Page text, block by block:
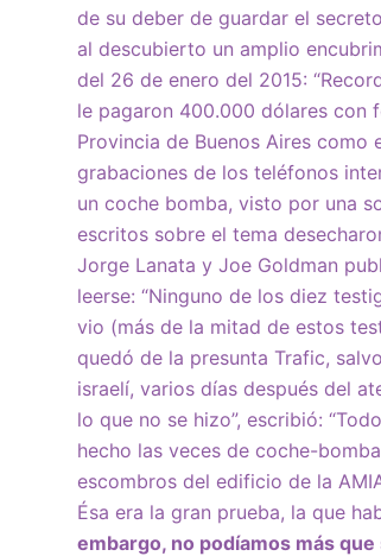
de su deber de guardar el
al descubierto un amplio
del 26 de enero del 2015:
le pagaron 400.000 dólares con
Provincia de Buenos Aires
grabaciones de los teléfonos
un coche bomba, visto por una
escritos sobre el tema
Jorge Lanata y Joe Goldman
leerse: “Ninguno de los diez
vio (más de la mitad de estos
quedó de la presunta Trafic,
israelí, varios días después del
lo que no se hizo”, escribió:
hecho las veces de coche-bomba
escombros del edificio de la
Ésa era la gran prueba, la que
embargo, no podíamos más